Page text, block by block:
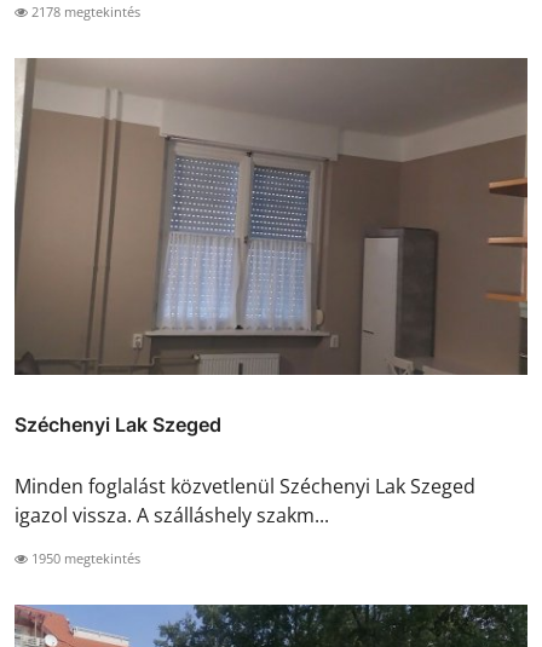
2178 megtekintés
Széchenyi Lak Szeged
Minden foglalást közvetlenül Széchenyi Lak Szeged
igazol vissza. A szálláshely szakm...
1950 megtekintés